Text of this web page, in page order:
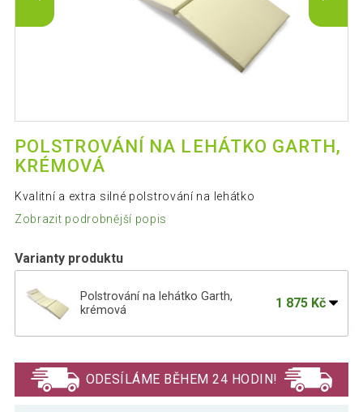
POLSTROVÁNÍ NA LEHÁTKO GARTH,
KRÉMOVÁ
Kvalitní a extra silné polstrování na lehátko
Zobrazit podrobnější popis
Varianty produktu
Polstrování na lehátko Garth,
krémová
1 875 Kč
ODESÍLÁME BĚHEM 24 HODIN!